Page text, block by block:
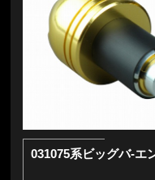
031075系ビッグバ-エ